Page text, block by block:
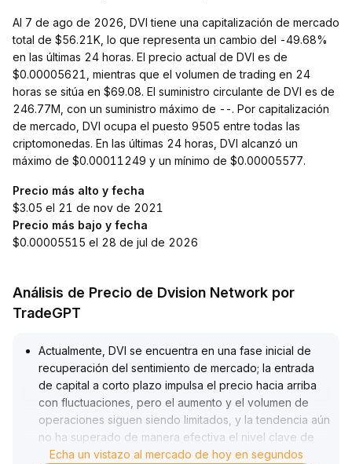
Al 7 de ago de 2026, DVI tiene una capitalización de mercado
total de $56.21K, lo que representa un cambio del -49.68%
en las últimas 24 horas. El precio actual de DVI es de
$0.00005621, mientras que el volumen de trading en 24
horas se sitúa en $69.08. El suministro circulante de DVI es de
246.77M, con un suministro máximo de --. Por capitalización
de mercado, DVI ocupa el puesto 9505 entre todas las
criptomonedas. En las últimas 24 horas, DVI alcanzó un
máximo de $0.00011249 y un mínimo de $0.00005577.
Precio más alto y fecha
$3.05 el 21 de nov de 2021
Precio más bajo y fecha
$0.00005515 el 28 de jul de 2026
Análisis de Precio de Dvision Network por
TradeGPT
Actualmente, DVI se encuentra en una fase inicial de
recuperación del sentimiento de mercado; la entrada
de capital a corto plazo impulsa el precio hacia arriba
con fluctuaciones, pero el aumento y el volumen de
operaciones siguen siendo limitados, y la tendencia aún
no ha superado de manera efectiva el nivel clave de
resistencia de 0,43 dólares.
Echa un vistazo al mercado de hoy en segundos